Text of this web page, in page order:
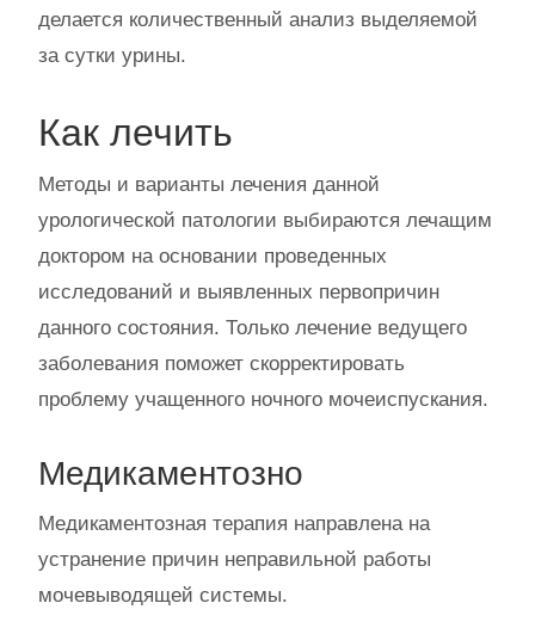
делается количественный анализ выделяемой
за сутки урины.
Как лечить
Методы и варианты лечения данной
урологической патологии выбираются лечащим
доктором на основании проведенных
исследований и выявленных первопричин
данного состояния. Только лечение ведущего
заболевания поможет скорректировать
проблему учащенного ночного мочеиспускания.
Медикаментозно
Медикаментозная терапия направлена на
устранение причин неправильной работы
мочевыводящей системы.